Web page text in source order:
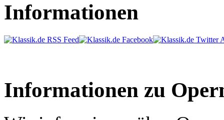
Informationen
Informationen zu